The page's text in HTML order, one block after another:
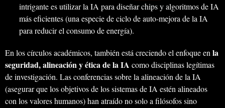
intrigante es utilizar la IA para diseñar chips y algoritmos de IA
más eficientes (una especie de ciclo de auto-mejora de la IA
para reducir el consumo de energía).
En los círculos académicos, también está creciendo el enfoque en la
seguridad, alineación y ética de la IA como disciplinas legítimas
de investigación. Las conferencias sobre la alineación de la IA
(asegurar que los objetivos de los sistemas de IA estén alineados
con los valores humanos) han atraído no solo a filósofos sino